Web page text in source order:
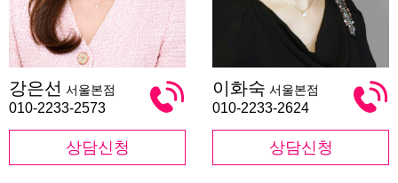
은
선
강은선 서울본점
010-2233-2573
상담신청
화
숙
이화숙 서울본점
010-2233-2624
상담신청